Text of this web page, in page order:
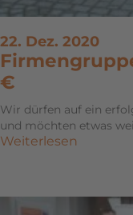
22. Dez. 2020
€
Wir dürfen auf ein
und möchten etwas
Weiterlesen